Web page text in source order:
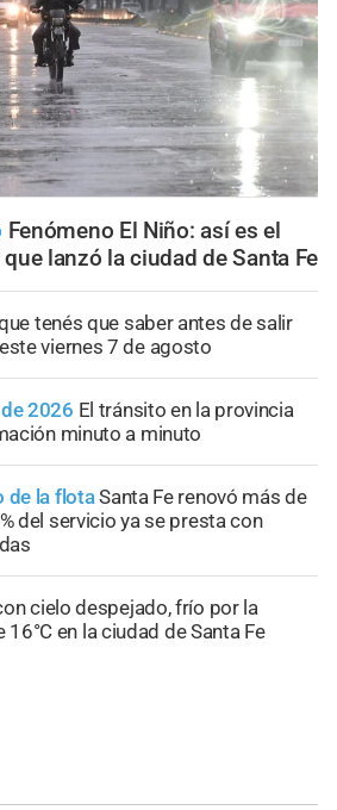
Fenómeno El Niño: así es el
lanzó la ciudad de Santa Fe
tenés que saber antes de salir
viernes 7 de agosto
2026 El tránsito en la provincia
minuto a minuto
de la flotaSanta Fe renovó más de
del servicio ya se presta con
cielo despejado, frío por la
en la ciudad de Santa Fe